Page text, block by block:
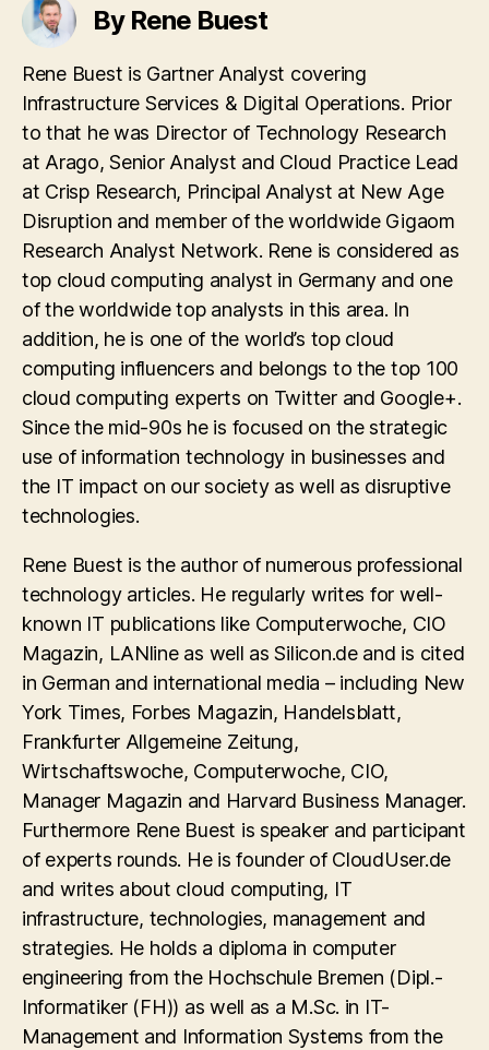
By Rene Buest
Rene Buest is Gartner Analyst covering
Infrastructure Services & Digital Operations. Prior
to that he was Director of Technology Research
at Arago, Senior Analyst and Cloud Practice Lead
at Crisp Research, Principal Analyst at New Age
Disruption and member of the worldwide Gigaom
Research Analyst Network. Rene is considered as
top cloud computing analyst in Germany and one
of the worldwide top analysts in this area. In
addition, he is one of the world’s top cloud
computing influencers and belongs to the top 100
cloud computing experts on Twitter and Google+.
Since the mid-90s he is focused on the strategic
use of information technology in businesses and
the IT impact on our society as well as disruptive
technologies.
Rene Buest is the author of numerous professional
technology articles. He regularly writes for well-
known IT publications like Computerwoche, CIO
Magazin, LANline as well as Silicon.de and is cited
in German and international media – including New
York Times, Forbes Magazin, Handelsblatt,
Frankfurter Allgemeine Zeitung,
Wirtschaftswoche, Computerwoche, CIO,
Manager Magazin and Harvard Business Manager.
Furthermore Rene Buest is speaker and participant
of experts rounds. He is founder of CloudUser.de
and writes about cloud computing, IT
infrastructure, technologies, management and
strategies. He holds a diploma in computer
engineering from the Hochschule Bremen (Dipl.-
Informatiker (FH)) as well as a M.Sc. in IT-
Management and Information Systems from the